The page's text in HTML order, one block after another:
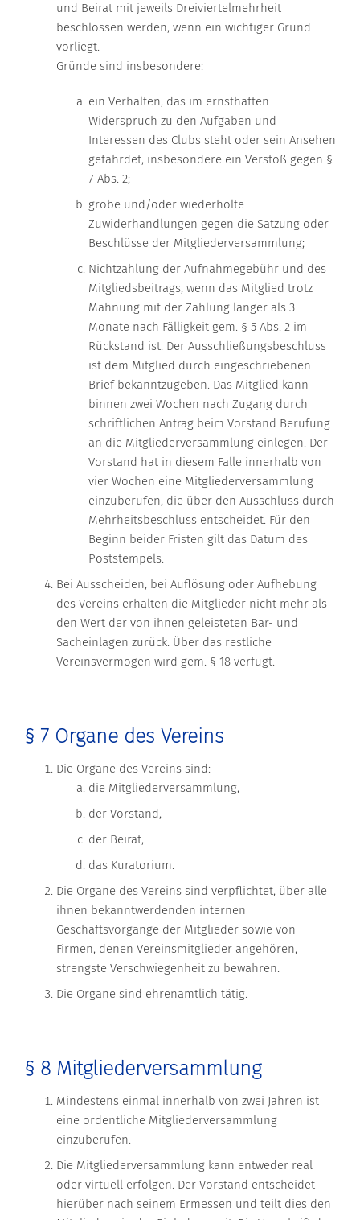
und Beirat mit jeweils Dreiviertelmehrheit
beschlossen werden, wenn ein wichtiger Grund
vorliegt.
Gründe sind insbesondere:
ein Verhalten, das im ernsthaften
Widerspruch zu den Aufgaben und
Interessen des Clubs steht oder sein Ansehen
gefährdet, insbesondere ein Verstoß gegen §
7 Abs. 2;
grobe und/oder wiederholte
Zuwiderhandlungen gegen die Satzung oder
Beschlüsse der Mitgliederversammlung;
Nichtzahlung der Aufnahmegebühr und des
Mitgliedsbeitrags, wenn das Mitglied trotz
Mahnung mit der Zahlung länger als 3
Monate nach Fälligkeit gem. § 5 Abs. 2 im
Rückstand ist. Der Ausschließungsbeschluss
ist dem Mitglied durch eingeschriebenen
Brief bekanntzugeben. Das Mitglied kann
binnen zwei Wochen nach Zugang durch
schriftlichen Antrag beim Vorstand Berufung
an die Mitgliederversammlung einlegen. Der
Vorstand hat in diesem Falle innerhalb von
vier Wochen eine Mitgliederversammlung
einzuberufen, die über den Ausschluss durch
Mehrheitsbeschluss entscheidet. Für den
Beginn beider Fristen gilt das Datum des
Poststempels.
Bei Ausscheiden, bei Auflösung oder Aufhebung
des Vereins erhalten die Mitglieder nicht mehr als
den Wert der von ihnen geleisteten Bar- und
Sacheinlagen zurück. Über das restliche
Vereinsvermögen wird gem. § 18 verfügt.
§ 7 Organe des Vereins
Die Organe des Vereins sind:
die Mitgliederversammlung,
der Vorstand,
der Beirat,
das Kuratorium.
Die Organe des Vereins sind verpflichtet, über alle
ihnen bekanntwerdenden internen
Geschäftsvorgänge der Mitglieder sowie von
Firmen, denen Vereinsmitglieder angehören,
strengste Verschwiegenheit zu bewahren.
Die Organe sind ehrenamtlich tätig.
§ 8 Mitgliederversammlung
Mindestens einmal innerhalb von zwei Jahren ist
eine ordentliche Mitgliederversammlung
einzuberufen.
Die Mitgliederversammlung kann entweder real
oder virtuell erfolgen. Der Vorstand entscheidet
hierüber nach seinem Ermessen und teilt dies den